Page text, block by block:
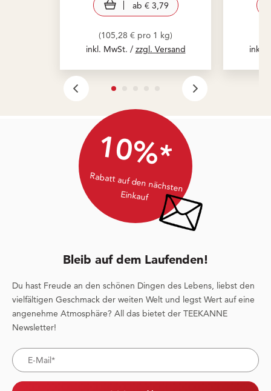
ab € 3,79
(105,28 € pro 1 kg)
inkl. MwSt. / zzgl. Versand
inkl.
10%*
Rabatt auf den nächsten
Einkauf
Bleib auf dem Laufenden!
Du hast Freude an den schönen Dingen des Lebens, liebst den
vielfältigen Geschmack der weiten Welt und legst Wert auf eine
angenehme Atmosphäre? All das bietet der TEEKANNE
Newsletter!